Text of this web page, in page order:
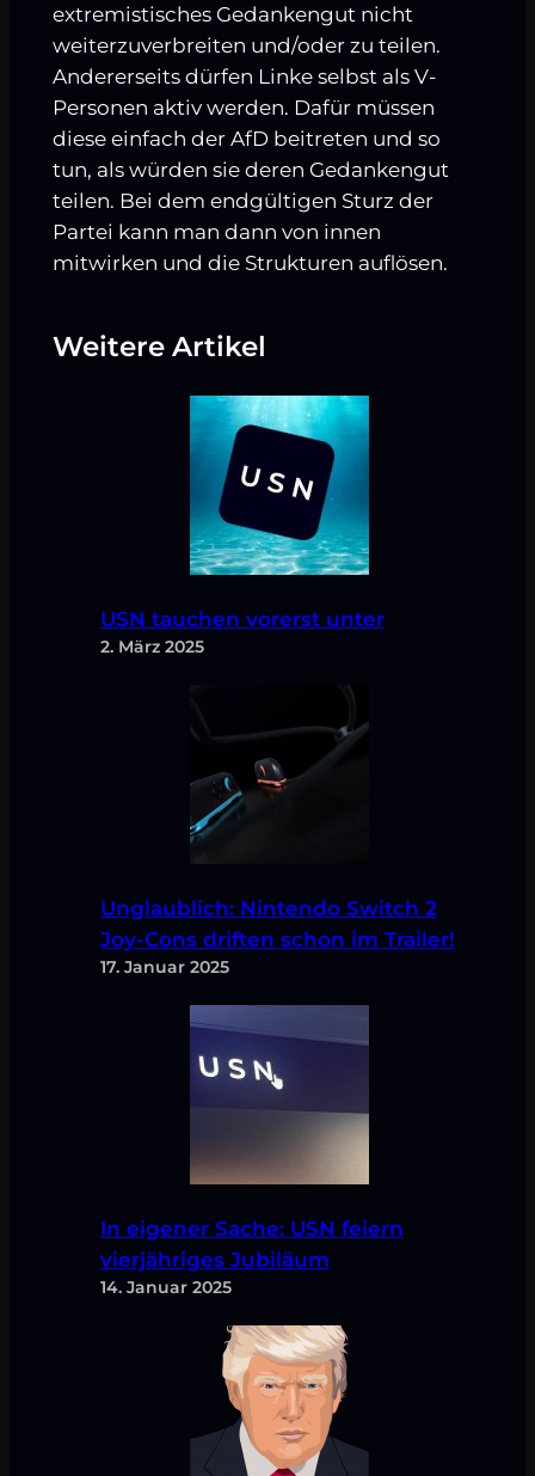
extremistisches Gedankengut nicht
weiterzuverbreiten und/oder zu teilen.
Andererseits dürfen Linke selbst als V-
Personen aktiv werden. Dafür müssen
diese einfach der AfD beitreten und so
tun, als würden sie deren Gedankengut
teilen. Bei dem endgültigen Sturz der
Partei kann man dann von innen
mitwirken und die Strukturen auflösen.
Weitere Artikel
USN tauchen vorerst unter
2. März 2025
Unglaublich: Nintendo Switch 2
Joy-Cons driften schon im Trailer!
17. Januar 2025
In eigener Sache: USN feiern
vierjähriges Jubiläum
14. Januar 2025